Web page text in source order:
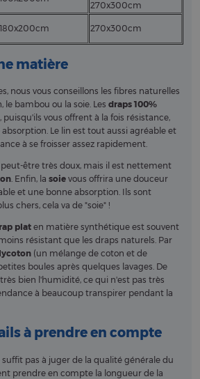
270x300cm
180x200cm 270x300cm
matière
nous vous conseillons les fibres naturelles
le bambou ou la soie. Les draps 100%
puisqu'ils vous offrent à la fois résistance,
Le lin est tout aussi agréable et
à se froisser assez rapidement.
être très doux, mais il est nettement
. Enfin, la soie vous offrira une douceur
et une bonne absorption. Ils sont
chers, cela va de "soie" !
plat en matière synthétique est souvent
résistant que les draps naturels. Par
(un mélange de coton et de
boules après quelques lavages. De
bien l'humidité, ce qui n'est pas très
à beaucoup transpirer pendant la
à prendre en compte
pas à juger de la qualité générale du
prendre en compte la longueur de la